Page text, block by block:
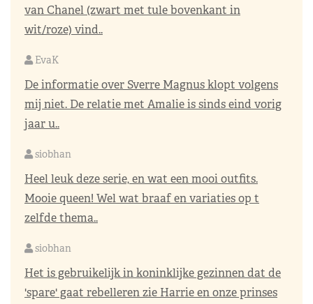
van Chanel (zwart met tule bovenkant in
wit/roze) vind..
EvaK
De informatie over Sverre Magnus klopt volgens
mij niet. De relatie met Amalie is sinds eind vorig
jaar u..
siobhan
Heel leuk deze serie, en wat een mooi outfits.
Mooie queen! Wel wat braaf en variaties op t
zelfde thema..
siobhan
Het is gebruikelijk in koninklijke gezinnen dat de
'spare' gaat rebelleren zie Harrie en onze prinses